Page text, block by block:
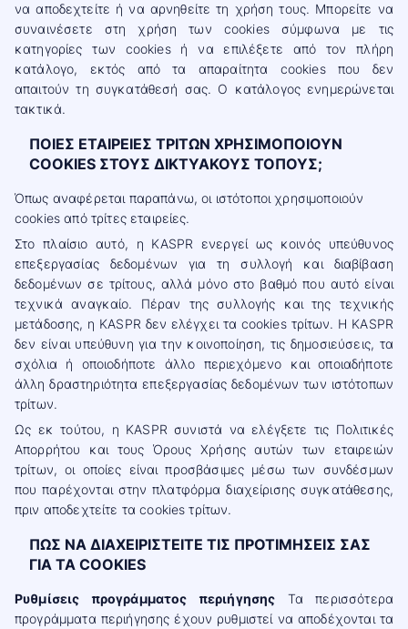
να αποδεχτείτε ή να αρνηθείτε τη χρήση τους. Μπορείτε να
συναινέσετε στη χρήση των cookies σύμφωνα με τις
κατηγορίες των cookies ή να επιλέξετε από τον πλήρη
κατάλογο, εκτός από τα απαραίτητα cookies που δεν
απαιτούν τη συγκατάθεσή σας. Ο κατάλογος ενημερώνεται
τακτικά.
ΠΟΙΕΣ ΕΤΑΙΡΕΙΕΣ ΤΡΙΤΩΝ ΧΡΗΣΙΜΟΠΟΙΟΥΝ
COOKIES ΣΤΟΥΣ ΔΙΚΤΥΑΚΟΥΣ ΤΟΠΟΥΣ;
Όπως αναφέρεται παραπάνω, οι ιστότοποι χρησιμοποιούν
cookies από τρίτες εταιρείες.
Στο πλαίσιο αυτό, η KASPR ενεργεί ως κοινός υπεύθυνος
επεξεργασίας δεδομένων για τη συλλογή και διαβίβαση
δεδομένων σε τρίτους, αλλά μόνο στο βαθμό που αυτό είναι
τεχνικά αναγκαίο. Πέραν της συλλογής και της τεχνικής
μετάδοσης, η KASPR δεν ελέγχει τα cookies τρίτων. Η KASPR
δεν είναι υπεύθυνη για την κοινοποίηση, τις δημοσιεύσεις, τα
σχόλια ή οποιοδήποτε άλλο περιεχόμενο και οποιαδήποτε
άλλη δραστηριότητα επεξεργασίας δεδομένων των ιστότοπων
τρίτων.
Ως εκ τούτου, η KASPR συνιστά να ελέγξετε τις Πολιτικές
Απορρήτου και τους Όρους Χρήσης αυτών των εταιρειών
τρίτων, οι οποίες είναι προσβάσιμες μέσω των συνδέσμων
που παρέχονται στην πλατφόρμα διαχείρισης συγκατάθεσης,
πριν αποδεχτείτε τα cookies τρίτων.
ΠΩΣ ΝΑ ΔΙΑΧΕΙΡΙΣΤΕΙΤΕ ΤΙΣ ΠΡΟΤΙΜΗΣΕΙΣ ΣΑΣ
ΓΙΑ ΤΑ COOKIES
Ρυθμίσεις προγράμματος περιήγησης Τα περισσότερα
προγράμματα περιήγησης έχουν ρυθμιστεί να αποδέχονται τα